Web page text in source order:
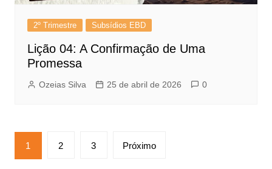
2º Trimestre Subsídios EBD
Lição 04: A Confirmação de Uma
Promessa
Ozeias Silva 25 de abril de 2026 0
Paginação
de
1 2 3 Próximo